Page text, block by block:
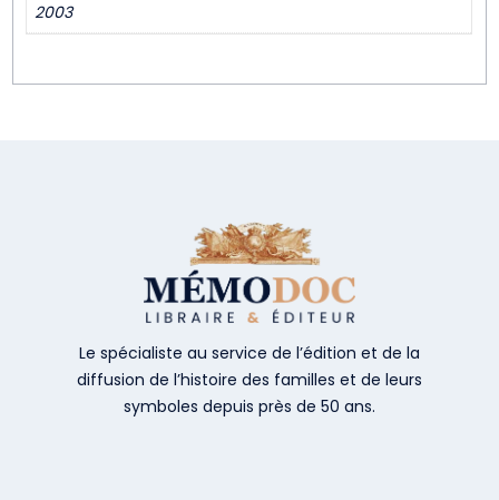
2003
Le spécialiste au service de l’édition et de la
diffusion de l’histoire des familles et de leurs
symboles depuis près de 50 ans.